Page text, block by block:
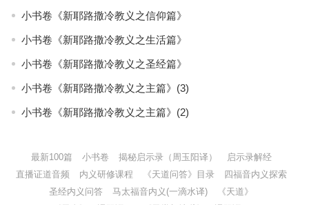
小书卷《新耶路撒冷教义之信仰篇》
小书卷《新耶路撒冷教义之生活篇》
小书卷《新耶路撒冷教义之圣经篇》
小书卷《新耶路撒冷教义之主篇》(3)
小书卷《新耶路撒冷教义之主篇》(2)
最新100篇 小书卷 揭秘启示录（周玉阳译）
启示录解经
直播证道音频
内义研修课程 《天道问答》目录
四福音内义探索
圣经内义问答
马太福音内义(一滴水译)
《天道》